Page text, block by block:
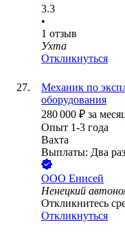
3.3
•
1 отзыв
Ухта
Откликнуться
Механик по
оборудования
280 000 ₽ за
Опыт 1-3 года
Вахта
Выплаты: Два
ООО Енисей
Ненецкий
Откликнитесь
Откликнуться